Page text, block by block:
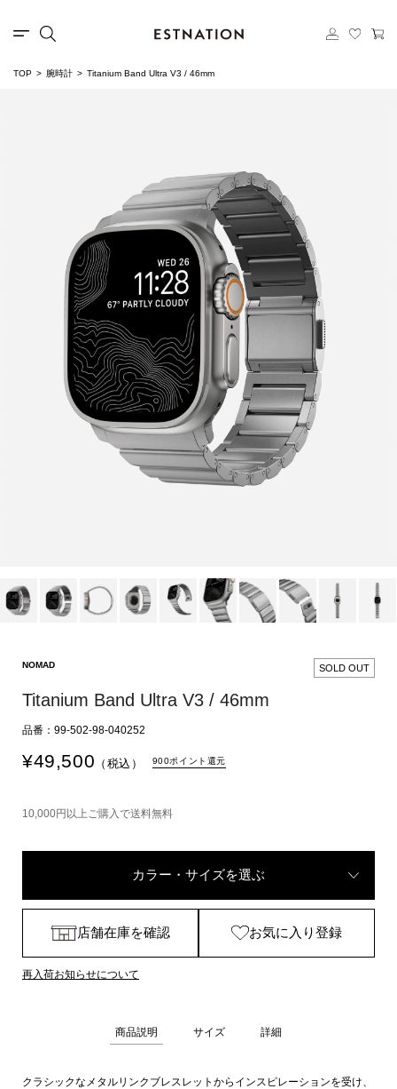
TOP 腕時計 Titanium Band Ultra V3 / 46mm
NOMAD SOLD OUT
Titanium Band Ultra V3 / 46mm
品番：99-502-98-040252
¥49,500 （税込） 900ポイント還元
10,000円以上ご購入で送料無料
カラー・サイズを選ぶ
店舗在庫を確認 お気に入り登録
再入荷お知らせについて
商品説明 サイズ 詳細
クラシックなメタルリンクブレスレットからインスピレーションを受け、